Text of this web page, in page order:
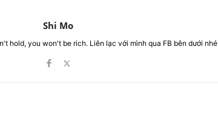
Shi Mo
hold, you won't be rich. Liên lạc với mình qua FB bên dưới nhé